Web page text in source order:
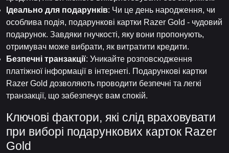
Ідеально для подарунків: Чи це день народження, чи
особлива подія, подарункові картки Razer Gold - чудовий
подарунок. Завдяки гнучкості, яку вони пропонують,
отримувач може вибрати, як витратити кредити.
Безпечні транзакції: Уникайте розповсюдження
платіжної інформації в інтернеті. Подарункові картки
Razer Gold дозволяють проводити безпечні та легкі
транзакції, що забезпечує вам спокій.
Ключові фактори, які слід враховувати
при виборі подарункових карток Razer
Gold